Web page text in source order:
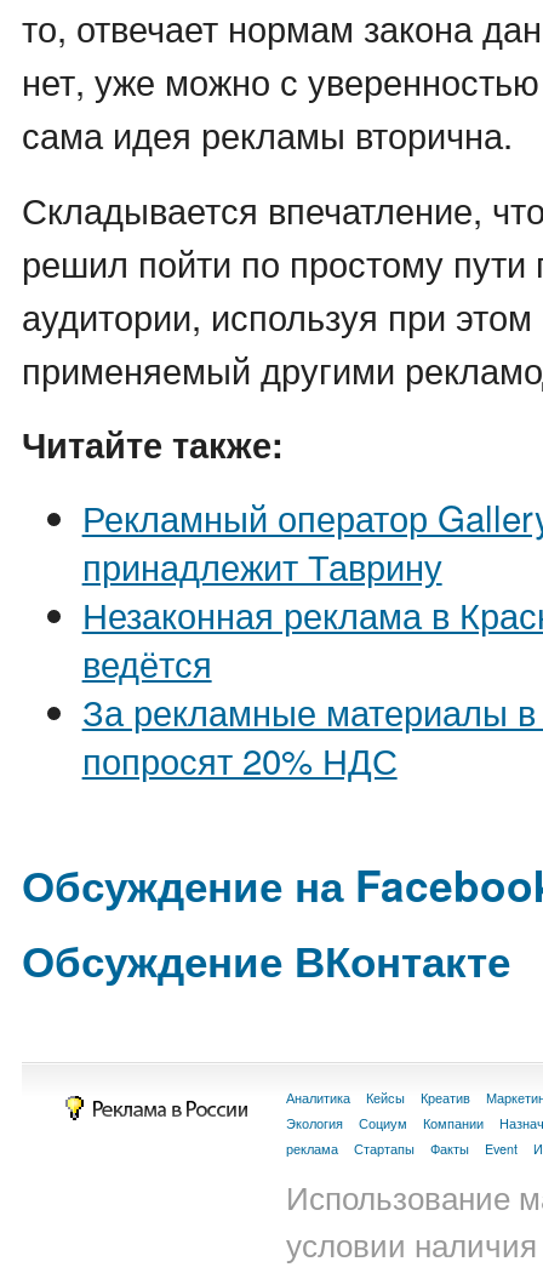
то, отвечает нормам закона
нет, уже можно с уверенностью
сама идея рекламы вторична.
Складывается впечатление,
решил пойти по простому пути
аудитории, используя при
применяемый другими
Читайте также:
Рекламный оператор
принадлежит Таврину
Незаконная реклама в
ведётся
За рекламные материалы
попросят 20% НДС
Обсуждение на
Обсуждение ВКонтакте
Аналитика Кейсы Креатив
Экология
Социум Компании
реклама
Стартапы Факты Event
Использование
условии